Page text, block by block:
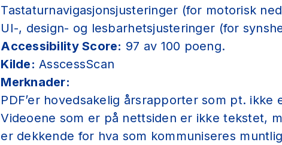
Tastaturnavigasjonsjusteringer (for motorisk
UI-, design- og lesbarhetsjusteringer (for
Accessibility Score: 97 av 100 poeng.
Kilde: AsscessScan
Merknader:
PDF’er hovedsakelig årsrapporter som pt.
Videoene som er på nettsiden er ikke tekstet,
er dekkende for hva som kommuniseres